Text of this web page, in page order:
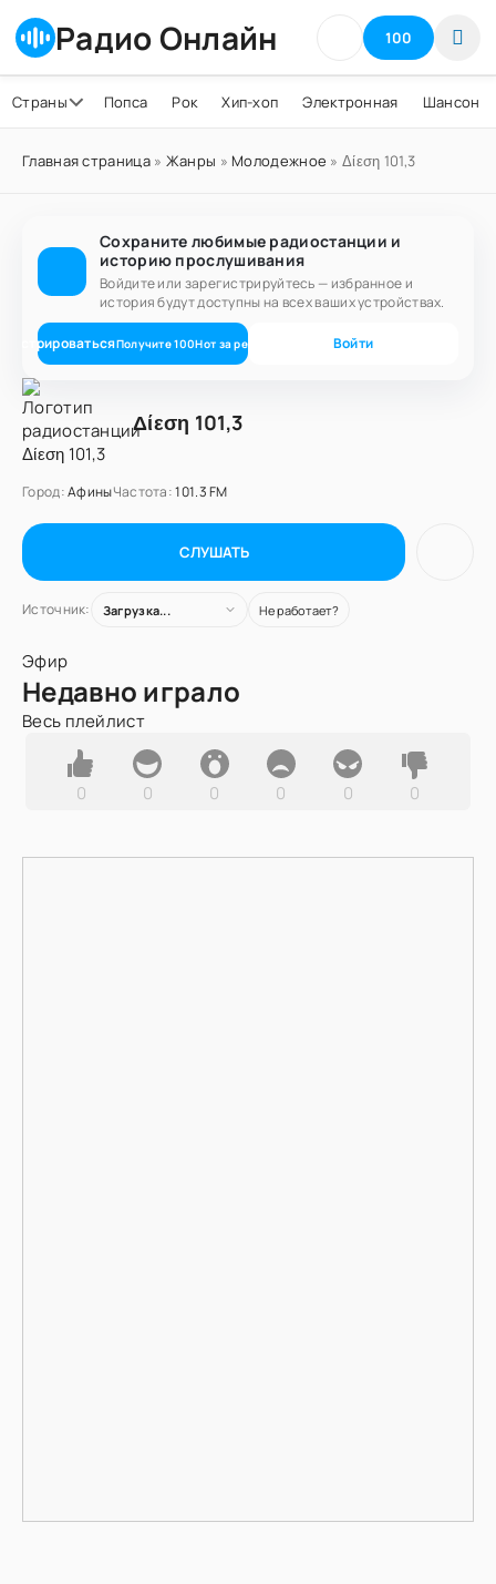
Радио Онлайн 100
Страны Попса Рок Хип-хоп Электронная Шансон
Главная страница» Жанры » Молодежное » Δίεση 101,3
Сохраните любимые радиостанции и
историю прослушивания
Войдите или зарегистрируйтесь — избранное и
история будут доступны на всех ваших устройствах.
Получите100Нот за регистрацию Войти
Δίεση 101,3
Город:АфиныЧастота:101.3 FM
СЛУШАТЬ
Источник: Загрузка... Не работает?
Эфир
Недавно играло
Весь плейлист
0 0 0 0 0 0